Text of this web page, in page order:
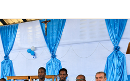
VOZ ACTIVA VOZ
AÑO JUBILAR MARISTA IV